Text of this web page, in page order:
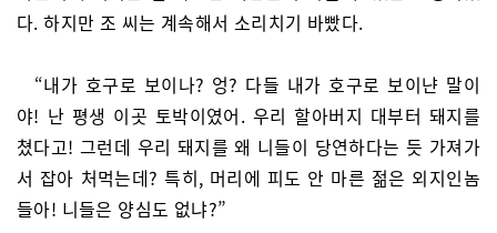
다. 하지만 조 씨는 계속해서 소리치기 바빴다.
“내가 호구로 보이나? 엉? 다들 내가 호구로 보이냔 말이
야! 난 평생 이곳 토박이였어. 우리 할아버지 대부터 돼지를
쳤다고! 그런데 우리 돼지를 왜 니들이 당연하다는 듯 가져가
서 잡아 처먹는데? 특히, 머리에 피도 안 마른 젊은 외지인놈
들아! 니들은 양심도 없냐?”